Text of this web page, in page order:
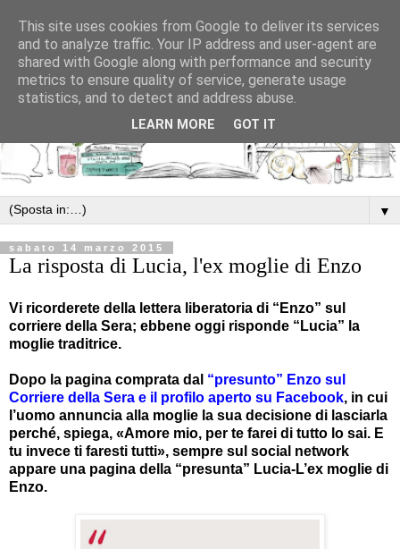
▼
sabato 14 marzo 2015
La risposta di Lucia, l'ex moglie di Enzo
Vi ricorderete della lettera liberatoria di “Enzo” sul
corriere della Sera; ebbene oggi risponde “Lucia” la
moglie traditrice.
Dopo la pagina comprata dal “presunto” Enzo sul
Corriere della Sera e il profilo aperto su Facebook, in cui
l’uomo annuncia alla moglie la sua decisione di lasciarla
perché, spiega, «Amore mio, per te farei di tutto lo sai. E
tu invece ti faresti tutti», sempre sul social network
appare una pagina della “presunta” Lucia-L’ex moglie di
Enzo.
This site uses cookies from Google to deliver its services
and to analyze traffic. Your IP address and user-agent are
shared with Google along with performance and security
metrics to ensure quality of service, generate usage
statistics, and to detect and address abuse.
LEARN MORE GOT IT